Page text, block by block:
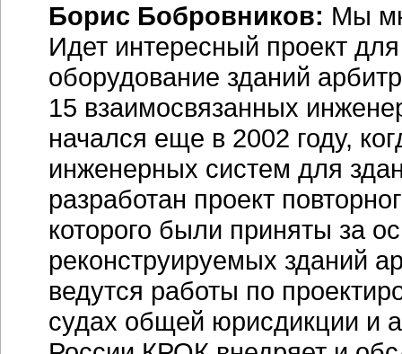
Борис Бобровников: Мы
Идет интересный проект
оборудование зданий
15 взаимосвязанных
начался еще в 2002 году,
инженерных систем для
разработан проект
которого были приняты за
реконструируемых зданий
ведутся работы по
судах общей юрисдикции и